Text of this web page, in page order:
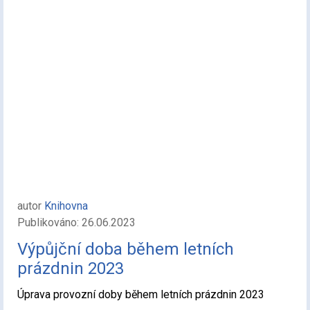
autor Knihovna
Publikováno: 26.06.2023
Výpůjční doba během letních
prázdnin 2023
Úprava provozní doby během letních prázdnin 2023